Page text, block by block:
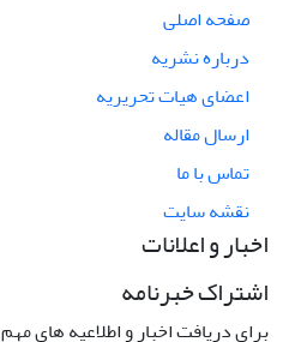
صفحه اصلی
درباره نشریه
اعضای هیات تحریریه
ارسال مقاله
تماس با ما
نقشه سایت
اخبار و اعلانات
اشتراک خبرنامه
برای دریافت اخبار و اطلاعیه های